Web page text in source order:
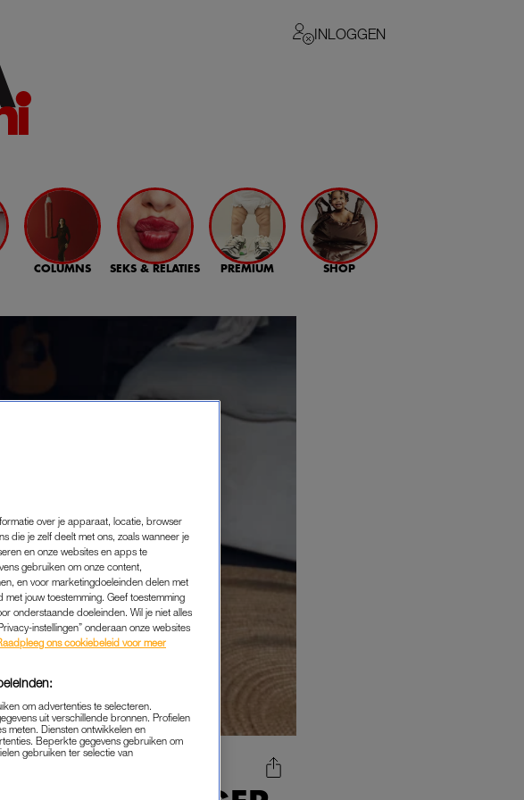
INLOGGEN
COLUMNS SEKS & RELATIES PREMIUM SHOP
over je apparaat, locatie, browser
die je zelf deelt met ons, zoals wanneer je
en onze websites en apps te
gebruiken om onze content,
en voor marketingdoeleinden delen met
jouw toestemming. Geef toestemming
onderstaande doeleinden. Wil je niet alles
instellingen” onderaan onze websites
ons cookiebeleid voor meer
om advertenties te selecteren.
uit verschillende bronnen. Profielen
meten. Diensten ontwikkelen en
Beperkte gegevens gebruiken om
gebruiken ter selectie van